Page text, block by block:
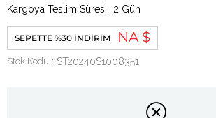
Kargoya Teslim Süresi : 2 Gün
SEPETTE %30 İNDIRIM NA $
Stok Kodu ST20240S1008351